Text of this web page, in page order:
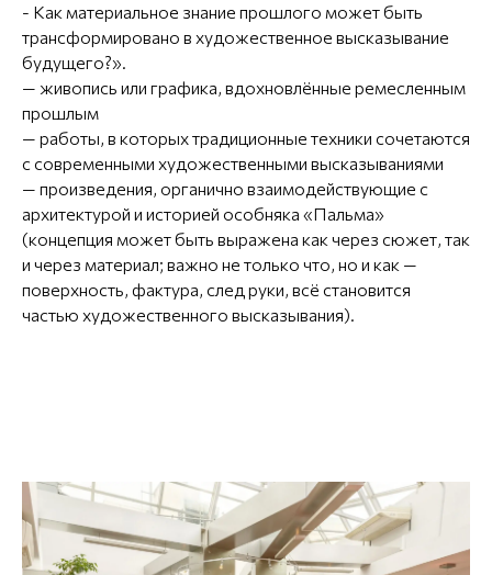
- Как материальное знание прошлого может быть
трансформировано в художественное высказывание
будущего?».
— живопись или графика, вдохновлённые ремесленным
прошлым
— работы, в которых традиционные техники сочетаются
с современными художественными высказываниями
— произведения, органично взаимодействующие с
архитектурой и историей особняка «Пальма»
(концепция может быть выражена как через сюжет, так
и через материал; важно не только что, но и как —
поверхность, фактура, след руки, всё становится
частью художественного высказывания).